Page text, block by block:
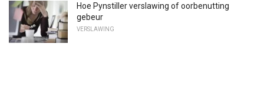
Hoe Pynstiller verslawing of oorbenutting
gebeur
VERSLAWING